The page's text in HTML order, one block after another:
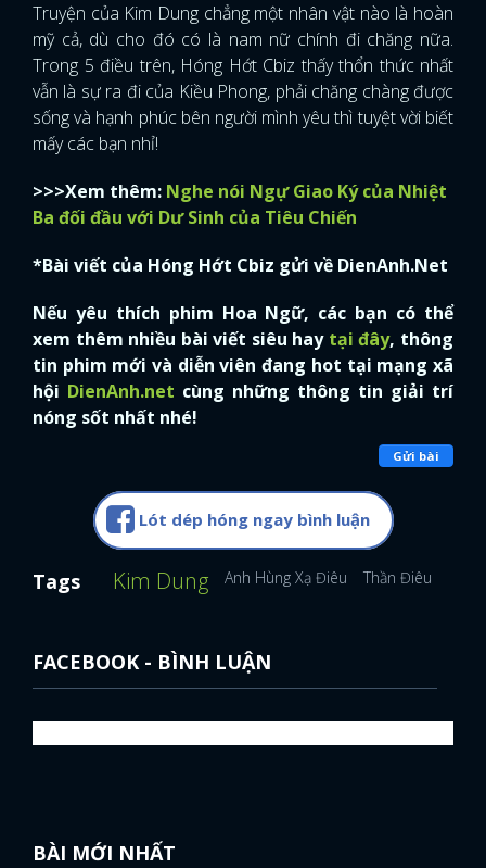
Truyện của Kim Dung chẳng một nhân vật nào là hoàn
mỹ cả, dù cho đó có là nam nữ chính đi chăng nữa.
Trong 5 điều trên, Hóng Hớt Cbiz thấy thổn thức nhất
vẫn là sự ra đi của Kiều Phong, phải chăng chàng được
sống và hạnh phúc bên người mình yêu thì tuyệt vời biết
mấy các bạn nhỉ!
>>>Xem thêm: Nghe nói Ngự Giao Ký của Nhiệt
Ba đối đầu với Dư Sinh của Tiêu Chiến
*Bài viết của Hóng Hớt Cbiz gửi về DienAnh.Net
Nếu yêu thích phim Hoa Ngữ, các bạn có thể
xem thêm nhiều bài viết siêu hay tại đây, thông
tin phim mới và diễn viên đang hot tại mạng xã
hội DienAnh.net cùng những thông tin giải trí
nóng sốt nhất nhé!
Gửi bài
Lót dép hóng ngay bình luận
Tags Kim Dung Anh Hùng Xạ Điêu Thần Điêu Đại
FACEBOOK - BÌNH LUẬN
BÀI MỚI NHẤT